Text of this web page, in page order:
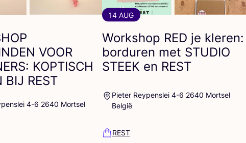
VOOR
: KOPTISCH
BIJ REST
4-6 2640 Mortsel
14 AUG
Workshop RED je kleren:
borduren met STUDIO
STEEK en REST
Pieter Reypenslei 4-6 2640 Mortsel
België
REST